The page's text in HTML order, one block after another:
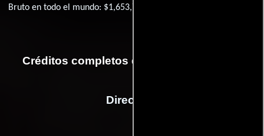
Bruto en todo el mundo: $1,653,784
Créditos completos de la película Mandy
Dirección